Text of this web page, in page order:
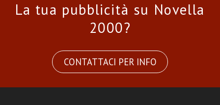
La tua pubblicità su Novella
2000?
CONTATTACI PER INFO